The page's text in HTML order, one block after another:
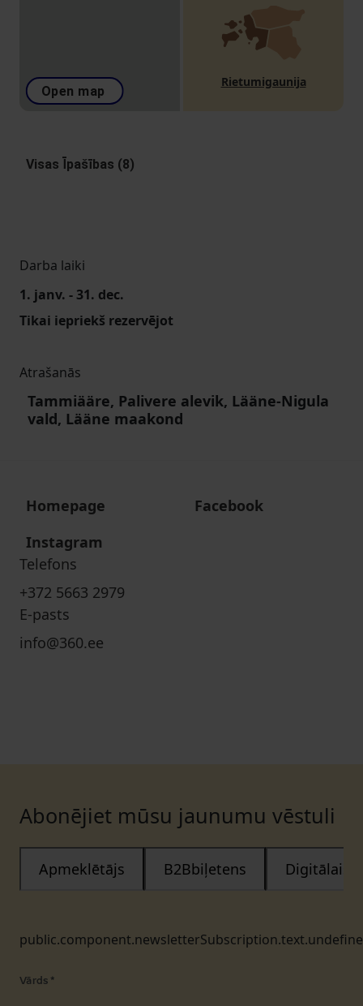
Open map
Rietumigaunija
Visas Īpašības (8)
Darba laiki
1. janv. - 31. dec.
Tikai iepriekš rezervējot
Atrašanās
Tammiääre, Palivere alevik, Lääne-Nigula
vald, Lääne maakond
Homepage
Facebook
Instagram
Telefons
+372 5663 2979
E-pasts
info@360.ee
Abonējiet mūsu jaunumu vēstuli
Apmeklētājs B2Bbiļetens Digitālais
Vārds *